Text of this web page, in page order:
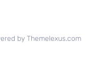
by Themelexus.com